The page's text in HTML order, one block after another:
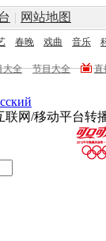
| 网站地图
春晚 戏曲 音乐
大全 节目大全 直
联网/移动平台转